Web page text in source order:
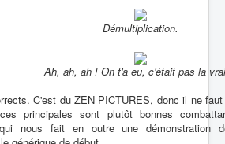
Démultiplication.
Ah, ah, ah ! On t'a eu, c'était pas la
C'est du ZEN PICTURES, donc il ne
principales sont plutôt bonnes
nous fait en outre une démonstration